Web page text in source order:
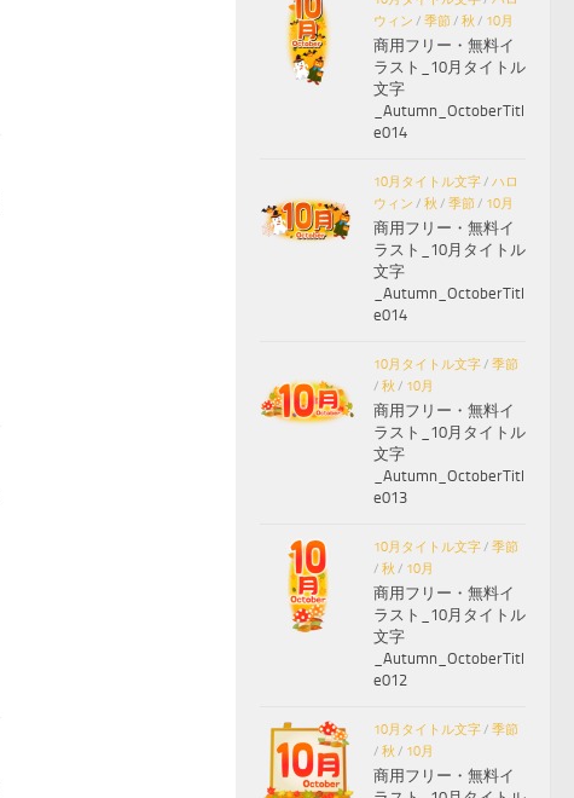
ウィン / 季節/ 秋 / 10月
商用フリー・無料イ
ラスト_10月タイトル
文字
_Autumn_OctoberTitl
e014
10月タイトル文字/ ハロ
ウィン / 秋 / 季節/ 10月
商用フリー・無料イ
ラスト_10月タイトル
文字
_Autumn_OctoberTitl
e014
10月タイトル文字/ 季節
/ 秋 / 10月
商用フリー・無料イ
ラスト_10月タイトル
文字
_Autumn_OctoberTitl
e013
10月タイトル文字/ 季節
/ 秋 / 10月
商用フリー・無料イ
ラスト_10月タイトル
文字
_Autumn_OctoberTitl
e012
10月タイトル文字/ 季節
/ 秋 / 10月
商用フリー・無料イ